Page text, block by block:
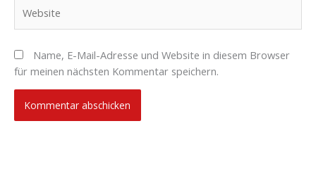
Name, E-Mail-Adresse und Website in diesem Browser
für meinen nächsten Kommentar speichern.